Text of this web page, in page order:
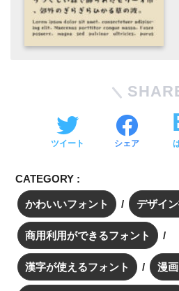
ツイート シェア
CATEGORY :
かわいいフォント デザイ
商用利用ができるフォント
漢字が使えるフォント 漫